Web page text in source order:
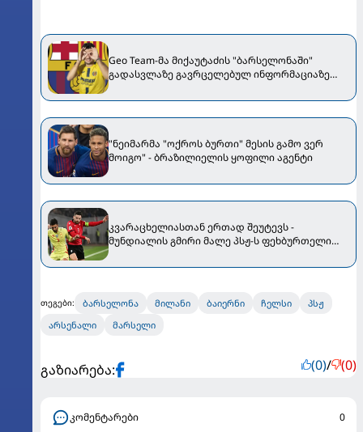
Geo Team-მა მიქაუტაძის "ბარსელონაში"
გადასვლაზე გავრცელებულ ინფორმაციაზე
"ნეიმარმა "ოქროს ბურთი" მესის გამო ვერ
მოიგო" - ბრაზილიელის ყოფილი აგენტი
კვარაცხელიასთან ერთად შეუტევს -
მუნდიალის გმირი მალე პსჟ-ს ფეხბურთელი
თეგები: ბარსელონა მილანი ბაიერნი ჩელსი
პსჟ
არსენალი
მარსელი
გაზიარება: (0)/ (0)
კომენტარები 0